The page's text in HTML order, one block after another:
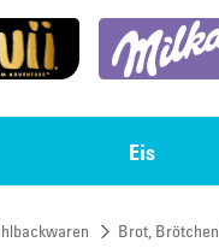
Eis
Brot,